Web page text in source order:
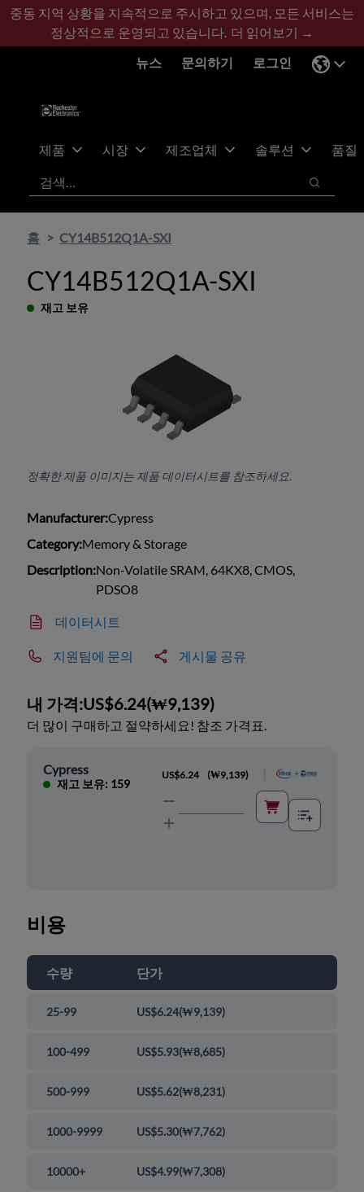
기
콘
바
글
중동 지역 상황을 지속적으로 주시하고 있으며, 모든 서비스는
정상적으로 운영되고 있습니다. 더 읽어보기 →
뉴스
문의하기 로그인
제품 시장 제조업체 솔루션
품질
검색
검색
홈 CY14B512Q1A-SXI
CY14B512Q1A-SXI
재고 보유
정확한 제품 이미지는 제품 데이터시트를 참조하세요.
Manufacturer:Cypress
Category:Memory & Storage
Description:Non-Volatile SRAM, 64KX8, CMOS,
PDSO8
데이터시트
지원팀에 문의 게시물 공유
내 가격:US$6.24(₩9,139)
더 많이 구매하고 절약하세요! 참조 가격표.
Cypress
재고 보유: 159
US$6.24 (₩9,139)
비용
수량 단가
25-99 US$6.24(₩9,139)
100-499 US$5.93(₩8,685)
500-999 US$5.62(₩8,231)
1000-9999 US$5.30(₩7,762)
10000+ US$4.99(₩7,308)